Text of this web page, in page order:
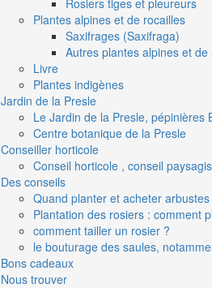
Plantes alpines et de rocailles
Saxifrages (Saxifraga)
Autres plantes alpines et de
Livre
Plantes indigènes
Jardin de la Presle
Le Jardin de la Presle, pépinières
Centre botanique de la Presle
Conseiller horticole
Conseil horticole , conseil
Des conseils
Quand planter et acheter
Plantation des rosiers : comment
comment tailler un rosier ?
le bouturage des saules,
Bons cadeaux
Nous trouver